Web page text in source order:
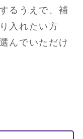
るうえで、補
入れたい方
んでいただけ